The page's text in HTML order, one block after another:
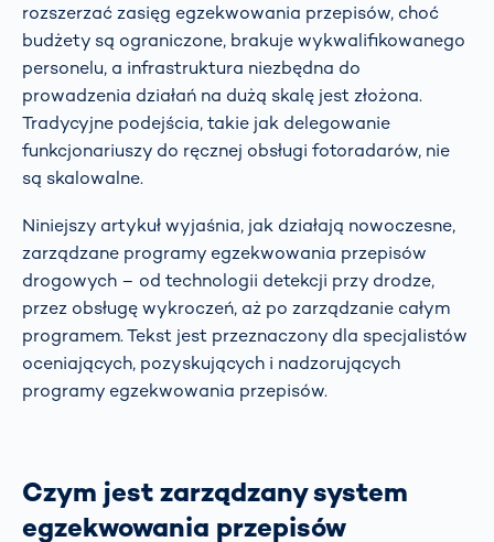
rozszerzać zasięg egzekwowania przepisów, choć
budżety są ograniczone, brakuje wykwalifikowanego
personelu, a infrastruktura niezbędna do
prowadzenia działań na dużą skalę jest złożona.
Tradycyjne podejścia, takie jak delegowanie
funkcjonariuszy do ręcznej obsługi fotoradarów, nie
są skalowalne.
Niniejszy artykuł wyjaśnia, jak działają nowoczesne,
zarządzane programy egzekwowania przepisów
drogowych – od technologii detekcji przy drodze,
przez obsługę wykroczeń, aż po zarządzanie całym
programem. Tekst jest przeznaczony dla specjalistów
oceniających, pozyskujących i nadzorujących
programy egzekwowania przepisów.
Czym jest zarządzany system
egzekwowania przepisów